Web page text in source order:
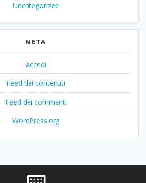
Uncategorized
META
Accedi
Feed dei contenuti
Feed dei commenti
WordPress.org